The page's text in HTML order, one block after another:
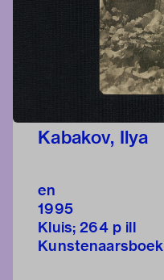
Kabakov, Ilya
en
1995
Kluis; 264 p ill
Kunstenaarsboek